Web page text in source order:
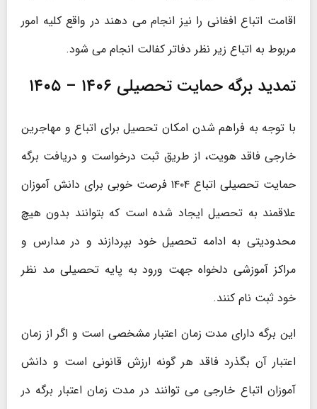
اقامت اتباع افغانی را نیز انجام می دهند در واقع کلیه امور
مربوط به اتباع زیر نظر دفاتر کفالت انجام می شود.
تمدید برگه حمایت تحصیلی ۱۴۰۶ – ۱۴۰۵
با توجه به فراهم شدن امکان تحصیل برای اتباع و مهاجرین
خارجی فاقد هویت، از طریق ثبت درخواست و دریافت برگه
حمایت تحصیلی اتباع ۱۴۰۴ فرصت خوبی برای دانش آموزان
علاقمند به تحصیل ایجاد شده است که بتوانند بدون هیچ
محدودیتی به ادامه تحصیل خود بپردازند و در مدارس و
مراکز آموزشی دلخواه جهت ورود به پایه تحصیلی مد نظر
خود ثبت نام کنند.
این برگه دارای مدت ‌زمان اعتبار مشخصی است و اگر از زمان
اعتبار آن بگذرد فاقد هر گونه ارزش قانونی است و دانش
آموزان اتباع خارجی می توانند در مدت زمان اعتبار برگه در